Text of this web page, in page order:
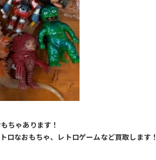
ちゃあります！
ロなおもちゃ、レトロゲームなど買取します！